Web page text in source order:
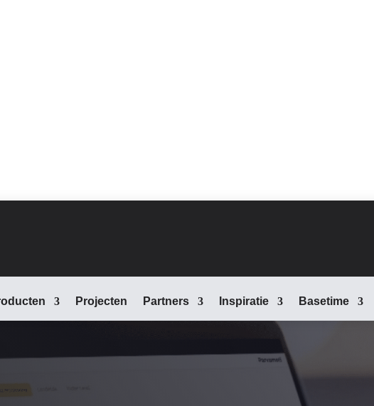
Projecten Partners Inspiratie Basetime